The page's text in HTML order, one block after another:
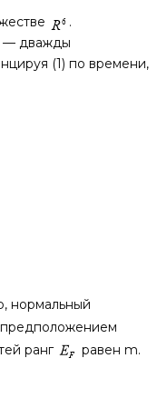
.
— дважды
(1) по времени,
нормальный
предположением
ранг
равен m.